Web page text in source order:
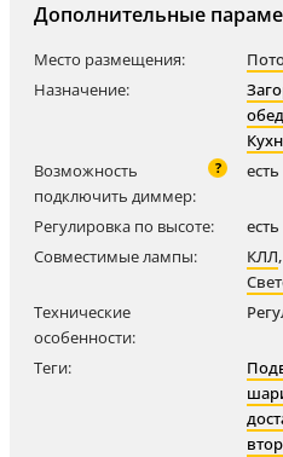
Дополнительные
Место размещения:
Назначение:
Возможность
подключить диммер:
? есть
Регулировка по высоте:
есть
Совместимые лампы:
КЛЛ,
Технические
особенности:
Теги: